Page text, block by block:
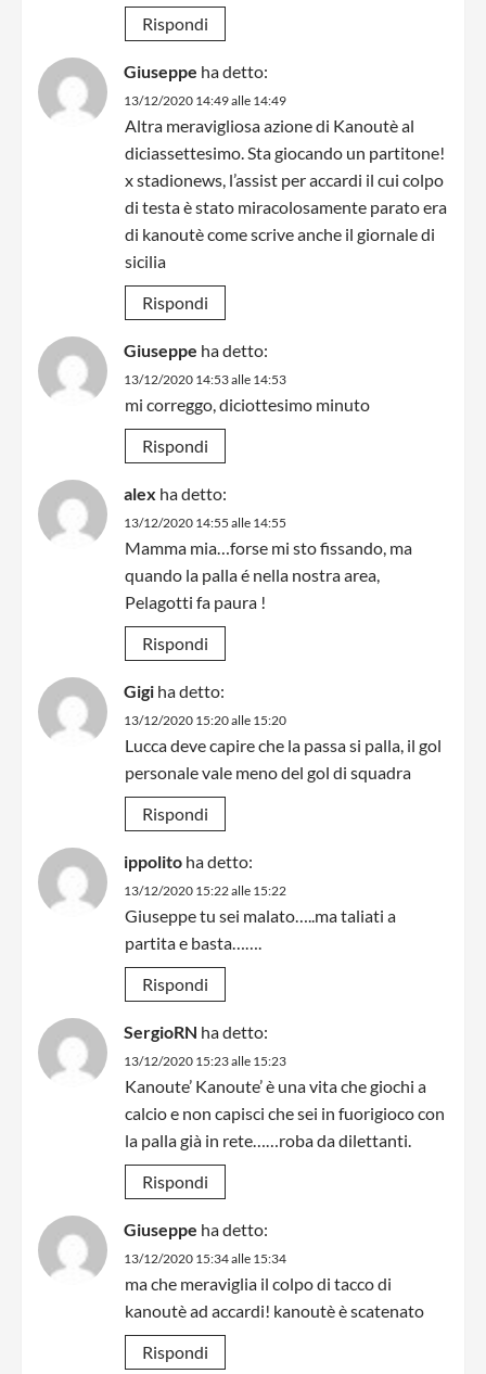
Rispondi
Giuseppe ha detto:
13/12/2020 14:49 alle 14:49
Altra meravigliosa azione di Kanoutè al
diciassettesimo. Sta giocando un partitone!
x stadionews, l’assist per accardi il cui colpo
di testa è stato miracolosamente parato era
di kanoutè come scrive anche il giornale di
sicilia
Rispondi
Giuseppe ha detto:
13/12/2020 14:53 alle 14:53
mi correggo, diciottesimo minuto
Rispondi
alex ha detto:
13/12/2020 14:55 alle 14:55
Mamma mia…forse mi sto fissando, ma
quando la palla é nella nostra area,
Pelagotti fa paura !
Rispondi
Gigi ha detto:
13/12/2020 15:20 alle 15:20
Lucca deve capire che la passa si palla, il gol
personale vale meno del gol di squadra
Rispondi
ippolito ha detto:
13/12/2020 15:22 alle 15:22
Giuseppe tu sei malato…..ma taliati a
partita e basta…….
Rispondi
SergioRN ha detto:
13/12/2020 15:23 alle 15:23
Kanoute’ Kanoute’ è una vita che giochi a
calcio e non capisci che sei in fuorigioco con
la palla già in rete……roba da dilettanti.
Rispondi
Giuseppe ha detto:
13/12/2020 15:34 alle 15:34
ma che meraviglia il colpo di tacco di
kanoutè ad accardi! kanoutè è scatenato
Rispondi